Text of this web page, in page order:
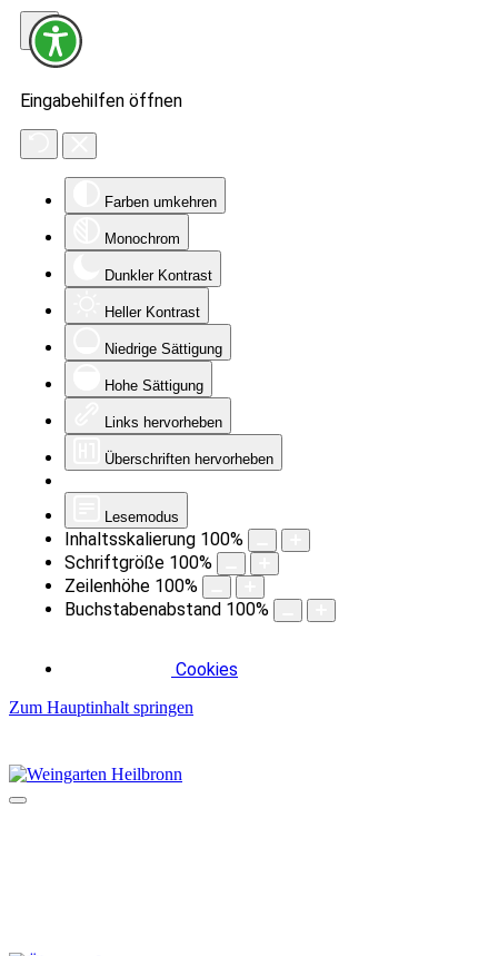
Eingabehilfen öffnen
Farben umkehren
Monochrom
Dunkler Kontrast
Heller Kontrast
Niedrige Sättigung
Hohe Sättigung
Links hervorheben
Überschriften hervorheben
Lesemodus
Inhaltsskalierung 100%
Schriftgröße 100%
Zeilenhöhe 100%
Buchstabenabstand 100%
Cookies
Zum Hauptinhalt springen